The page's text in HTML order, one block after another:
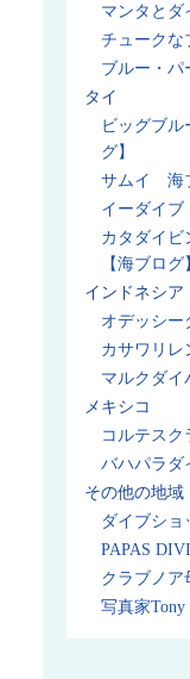
マンタとダ
チュークな
ブルー・パ
タイ
ビッグブル
グ】
サムイ 海
イーダイブ
カタダイビ
【海ブログ
インドネシア
オデッシー
カサワリレ
マルクダイ
メキシコ
コルテスク
バハパラダ
その他の地域
ダイブショ
PAPAS
クラブノア
写真家Tony